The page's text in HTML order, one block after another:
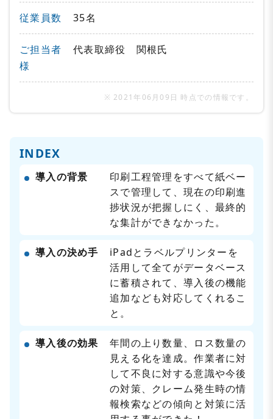
従業員数 35名
ご担当者
様
代表取締役 関根氏
※ 2021年06月09日 時点での情報です。
INDEX
導入の背景
印刷工程管理をすべて紙ベー
スで管理して、現在の印刷進
捗状況が把握しにく、最終的
な集計ができなかった。
導入の決め手
iPadとラベルプリンターを
活用して全てがデータベース
に蓄積されて、導入後の機能
追加なども対応してくれるこ
と。
導入後の効果
年間の上り数量、ロス数量の
見える化を達成。作業者に対
して不良に対する意識や今後
の対策、クレーム発生時の情
報検索などの傾向と対策に活